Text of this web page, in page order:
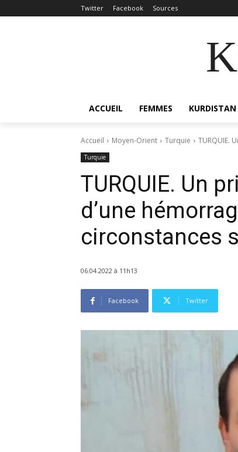
Twitter Facebook Sources
ACCUEIL FEMMES KURDISTAN
Accueil Moyen-Orient Turquie TURQUIE.
Turquie
TURQUIE. Un
d’une
circonstances
06.04.2022 à 11h13
Facebook Twitter